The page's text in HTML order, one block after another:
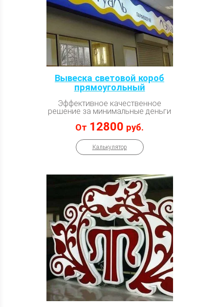
Вывеска световой короб
прямоугольный
Эффективное качественное
решение за минимальные деньги
От 12800 руб.
Калькулятор